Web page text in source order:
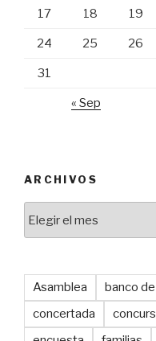
17 18 19
24 25 26
31
« Sep
ARCHIVOS
Asamblea banco
concertada